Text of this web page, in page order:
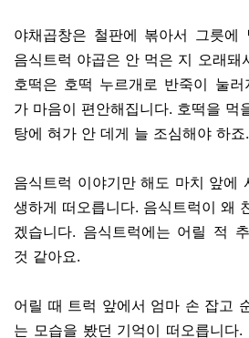
야채곱창은 철판에 볶아서 그릇에
음식트럭 야곱은 안 먹은 지 오래돼
호떡은 호떡 누르개로 반죽이 눌
가 마음이 편안해집니다. 호떡을 먹
탕에 혀가 안 데게 늘 조심해야 하죠.
음식트럭 이야기만 해도 마치 앞에
생하게 떠오릅니다. 음식트럭이 왜
겠습니다. 음식트럭에는 어릴 적
것 같아요.
어릴 때 트럭 앞에서 엄마 손 잡고
는 모습을 봤던 기억이 떠오릅니다